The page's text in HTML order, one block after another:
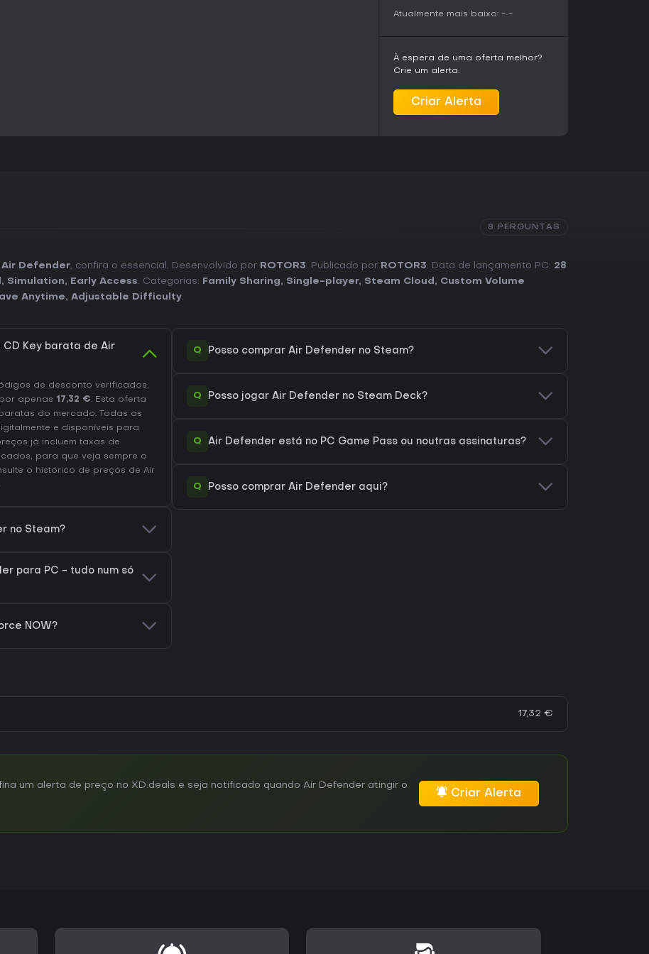
Atualmente mais baixo: - -
À espera de uma oferta melhor?
Crie um alerta.
Criar Alerta
8 PERGUNTAS
Defender, confira o essencial. Desenvolvido por ROTOR3. Publicado por ROTOR3. Data de lançamento PC: 28
, Simulation, Early Access. Categorias: Family Sharing, Single-player, Steam Cloud , Custom Volume
Anytime, Adjustable Difficulty.
CD Key barata de Air
de desconto verificados,
por apenas 17,32 €. Esta oferta
do mercado. Todas as
e disponíveis para
já incluem taxas de
para que veja sempre o
o histórico de preços de Air
no Steam?
para PC - tudo num só
NOW?
Q Posso comprar Air Defender no Steam?
Q Posso jogar Air Defender no Steam Deck?
Q Air Defender está no PC Game Pass ou noutras assinaturas?
Q Posso comprar Air Defender aqui?
17,32 €
um alerta de preço no XD.deals e seja notificado quando Air Defender atingir o
Criar Alerta